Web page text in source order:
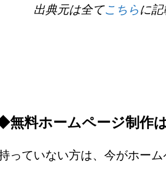
出典元は全てこちらに記
無料ホームページ制作
っていない方は、今がホー